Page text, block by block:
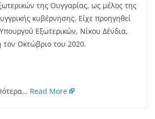
της Ουγγαρίας, ως μέλος της
κυβέρνησης. Είχε προηγηθεί
Εξωτερικών, Νίκου Δένδια,
Οκτώβριο του 2020.
Read More